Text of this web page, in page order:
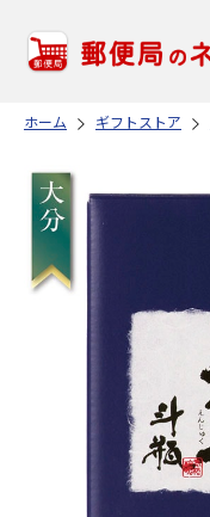
ホーム ギフトストア